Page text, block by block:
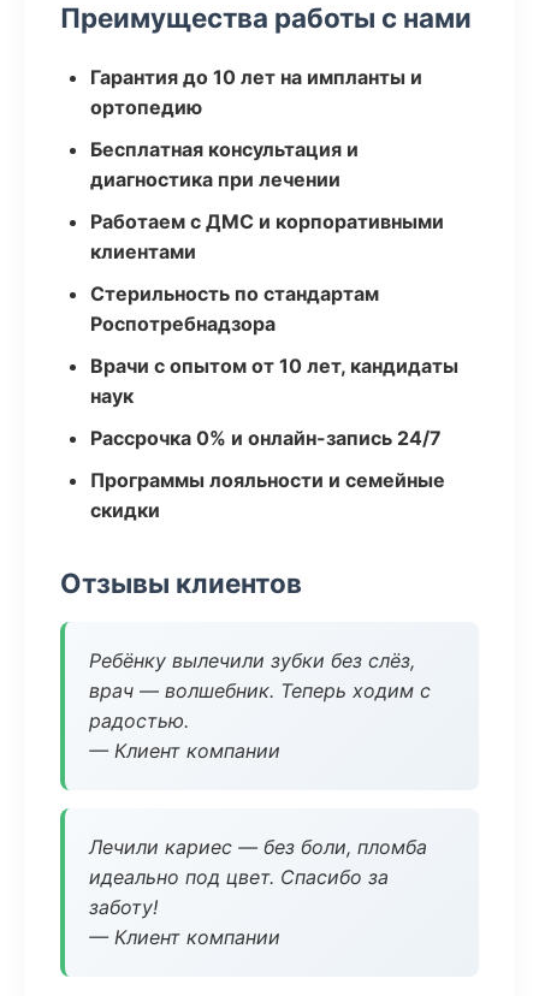
Преимущества работы с нами
Гарантия до 10 лет на импланты и
ортопедию
Бесплатная консультация и
диагностика при лечении
Работаем с ДМС и корпоративными
клиентами
Стерильность по стандартам
Роспотребнадзора
Врачи с опытом от 10 лет, кандидаты
наук
Рассрочка 0% и онлайн-запись 24/7
Программы лояльности и семейные
скидки
Отзывы клиентов
Ребёнку вылечили зубки без слёз,
врач — волшебник. Теперь ходим с
радостью.
— Клиент компании
Лечили кариес — без боли, пломба
идеально под цвет. Спасибо за
заботу!
— Клиент компании